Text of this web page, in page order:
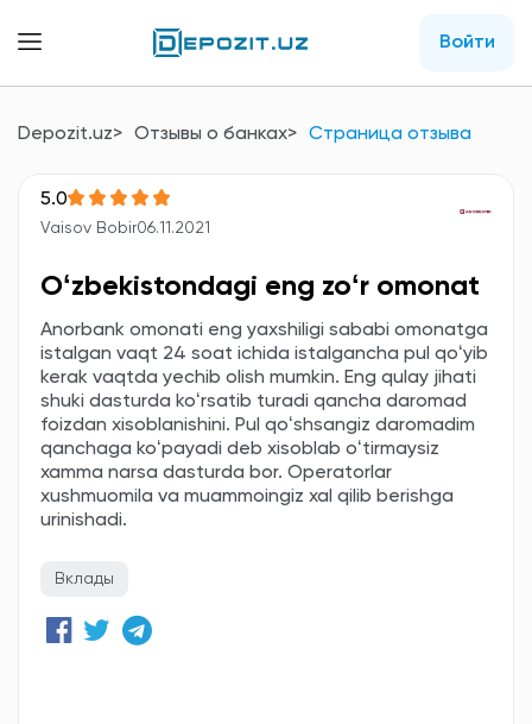
Войти
Depozit.uz Отзывы о банках Страница отзыва
5.0
Vaisov Bobir06.11.2021
Oʻzbekistondagi eng zoʻr omonat
Anorbank omonati eng yaxshiligi sababi omonatga
istalgan vaqt 24 soat ichida istalgancha pul qoʻyib
kerak vaqtda yechib olish mumkin. Eng qulay jihati
shuki dasturda koʻrsatib turadi qancha daromad
foizdan xisoblanishini. Pul qoʻshsangiz daromadim
qanchaga koʻpayadi deb xisoblab oʻtirmaysiz
xamma narsa dasturda bor. Operatorlar
xushmuomila va muammoingiz xal qilib berishga
urinishadi.
Вклады